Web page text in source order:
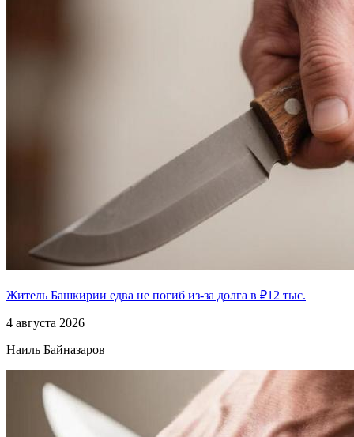
Житель Башкирии едва не погиб из-за долга в ₽12 тыс.
4 августа 2026
Наиль Байназаров